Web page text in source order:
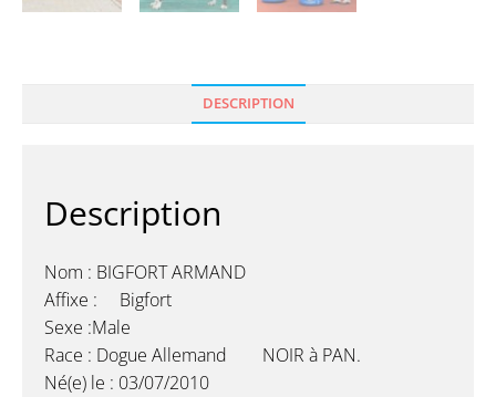
DESCRIPTION
Description
Nom : BIGFORT ARMAND
Affixe : Bigfort
Sexe :Male
Race : Dogue Allemand NOIR à PAN.
Né(e) le : 03/07/2010